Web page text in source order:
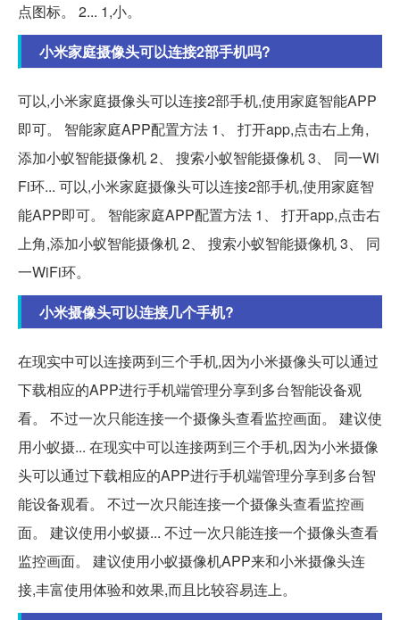
点图标。 2... 1,小。
小米家庭摄像头可以连接2部手机吗?
可以,小米家庭摄像头可以连接2部手机,使用家庭智能APP
即可。 智能家庭APP配置方法 1、 打开app,点击右上角,
添加小蚁智能摄像机 2、 搜索小蚁智能摄像机 3、 同一Wi
Fi环... 可以,小米家庭摄像头可以连接2部手机,使用家庭智
能APP即可。 智能家庭APP配置方法 1、 打开app,点击右
上角,添加小蚁智能摄像机 2、 搜索小蚁智能摄像机 3、 同
一WiFi环。
小米摄像头可以连接几个手机?
在现实中可以连接两到三个手机,因为小米摄像头可以通过
下载相应的APP进行手机端管理分享到多台智能设备观
看。 不过一次只能连接一个摄像头查看监控画面。 建议使
用小蚁摄... 在现实中可以连接两到三个手机,因为小米摄像
头可以通过下载相应的APP进行手机端管理分享到多台智
能设备观看。 不过一次只能连接一个摄像头查看监控画
面。 建议使用小蚁摄... 不过一次只能连接一个摄像头查看
监控画面。 建议使用小蚁摄像机APP来和小米摄像头连
接,丰富使用体验和效果,而且比较容易连上。